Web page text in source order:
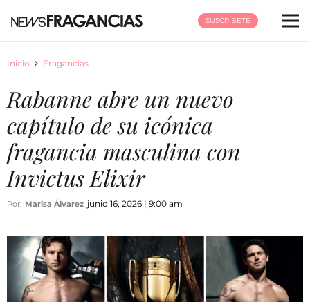
SUSCRÍBETE
Inicio Fragancias
Rabanne abre un nuevo
capítulo de su icónica
fragancia masculina con
Invictus Elixir
Por: Marisa Álvarez junio 16, 2026 | 9:00 am